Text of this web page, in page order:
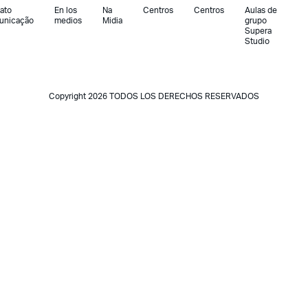
En los
medios
Na
Midia
Centros Centros
Aulas de
grupo
Supera
Studio
Copyright 2026 TODOS LOS DERECHOS RESERVADOS